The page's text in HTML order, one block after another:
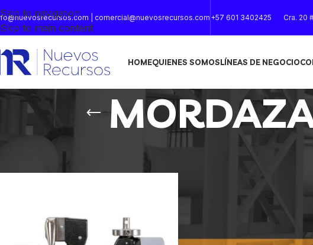
Skip to navigation
Skip to main content
| comercial@nuevosrecursos.com +57 601 3402425 Cra. 20
HOMEQUIENES SOMOSLÍNEAS DE NEGOCIO